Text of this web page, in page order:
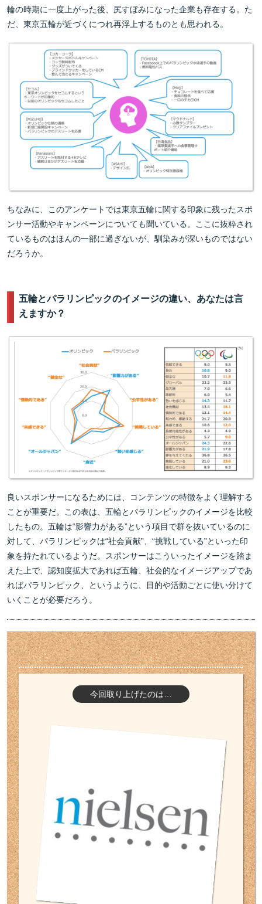
輪の時期に一度上がった後、尻すぼみになった企業も存在する。た
だ、東京五輪が近づくにつれ再浮上するものとも思われる。
ちなみに、このアンケートでは東京五輪に関する印象に残ったスポ
ンサー活動やキャンペーンについても聞いている。ここに抜粋され
ているものはほんの一部に過ぎないが、馴染みが深いものではない
だろうか。
五輪とパラリンピックのイメージの違い、あなたは言
えますか？
良いスポンサーになるためには、コンテンツの特徴をよく理解する
ことが重要だ。この表は、五輪とパラリンピックのイメージを比較
したもの。五輪は“影響力がある”という項目で群を抜いているのに
対して、パラリンピックは“社会貢献”、“挑戦している”といった印
象を持たれているようだ。スポンサーはこういったイメージを踏ま
えた上で、認知度拡大であれば五輪、社会的なイメージアップであ
ればパラリンピック、というように、目的や活動ごとに使い分けて
いくことが必要だろう。
今回取り上げたのは…